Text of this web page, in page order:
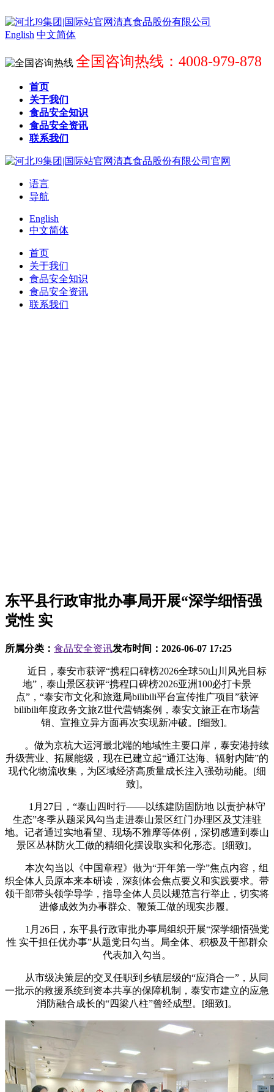
English 中文简体
全国咨询热线：4008-979-878
首页
关于我们
食品安全知识
食品安全资讯
联系我们
语言
导航
English
中文简体
首页
关于我们
食品安全知识
食品安全资讯
联系我们
东平县行政审批办事局开展“深学细悟强
党性 实
所属分类： 食品安全资讯发布时间： 2026-06-07 17:25
近日，泰安市获评“携程口碑榜2026全球50山川风光目标
地”，泰山景区获评“携程口碑榜2026亚洲100必打卡景
点”，“泰安市文化和旅逛局bilibili平台宣传推广项目”获评
bilibili年度政务文旅Z世代营销案例，泰安文旅正在市场营
销、宣推立异方面再次实现新冲破。[细致]。
。做为京杭大运河最北端的地域性主要口岸，泰安港持续
升级营业、拓展能级，现在已建立起“通江达海、辐射内陆”的
现代化物流收集，为区域经济高质量成长注入强劲动能。[细
致]。
1月27日，“泰山四时行——以练建防固防地 以责护林守
生态”冬季从题采风勾当走进泰山景区红门办理区及艾洼驻
地。记者通过实地看望、现场不雅摩等体例，深切感遭到泰山
景区丛林防火工做的精细化摆设取实和化形态。[细致]。
本次勾当以《中国章程》做为“开年第一学”焦点内容，组
织全体人员原本来本研读，深刻体会焦点要义和实践要求。带
领干部带头领学导学，指导全体人员以规范言行举止，切实将
进修成效为办事群众、鞭策工做的现实步履。
1月26日，东平县行政审批办事局组织开展“深学细悟强党
性 实干担任优办事”从题党日勾当。局全体、积极及干部群众
代表加入勾当。
从市级决策层的交叉任职到乡镇层级的“应消合一”，从同
一批示的救援系统到资本共享的保障机制，泰安市建立的应急
消防融合成长的“四梁八柱”曾经成型。[细致]。